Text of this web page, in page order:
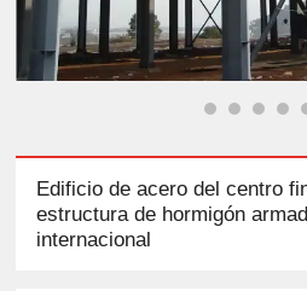
Edificio de acero del centro
estructura de hormigón
internacional